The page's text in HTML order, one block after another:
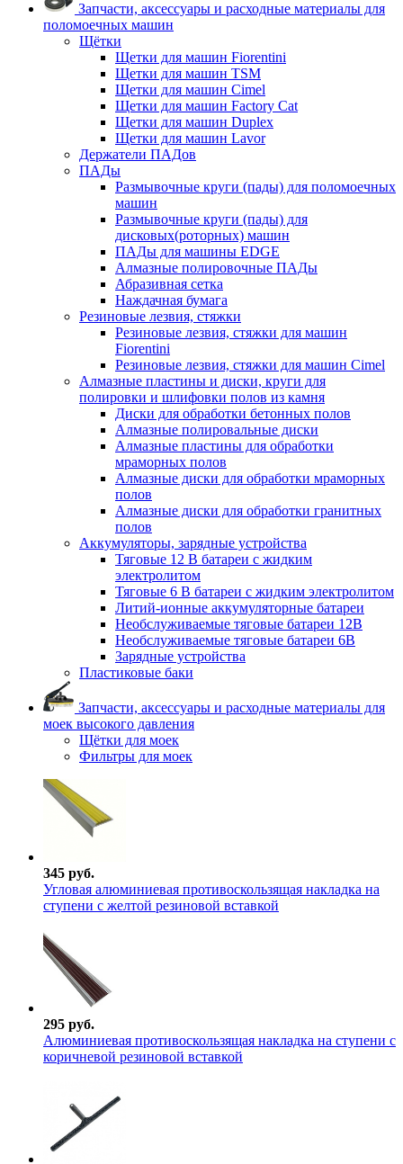
Запчасти, аксессуары и расходные материалы для
поломоечных машин
Щётки
Щетки для машин Fiorentini
Щетки для машин TSM
Щетки для машин Cimel
Щетки для машин Factory Cat
Щетки для машин Duplex
Щетки для машин Lavor
Держатели ПАДов
ПАДы
Размывочные круги (пады) для поломоечных
машин
Размывочные круги (пады) для
дисковых(роторных) машин
ПАДы для машины EDGE
Алмазные полировочные ПАДы
Абразивная сетка
Наждачная бумага
Резиновые лезвия, стяжки
Резиновые лезвия, стяжки для машин
Fiorentini
Резиновые лезвия, стяжки для машин Cimel
Алмазные пластины и диски, круги для
полировки и шлифовки полов из камня
Диски для обработки бетонных полов
Алмазные полировальные диски
Алмазные пластины для обработки
мраморных полов
Алмазные диски для обработки мраморных
полов
Алмазные диски для обработки гранитных
полов
Аккумуляторы, зарядные устройства
Тяговые 12 В батареи с жидким
электролитом
Тяговые 6 В батареи с жидким электролитом
Литий-ионные аккумуляторные батареи
Необслуживаемые тяговые батареи 12В
Необслуживаемые тяговые батареи 6В
Зарядные устройства
Пластиковые баки
Запчасти, аксессуары и расходные материалы для
моек высокого давления
Щётки для моек
Фильтры для моек
345 руб.
Угловая алюминиевая противоскользящая накладка на
ступени с желтой резиновой вставкой
295 руб.
Алюминиевая противоскользящая накладка на ступени с
коричневой резиновой вставкой